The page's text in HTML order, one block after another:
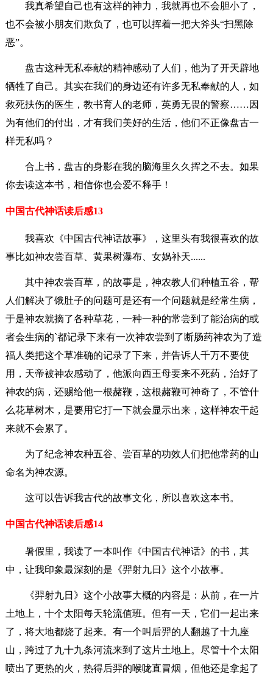
我真希望自己也有这样的神力，我就再也不会胆小了，
也不会被小朋友们欺负了，也可以挥着一把大斧头“扫黑除
恶”。
盘古这种无私奉献的精神感动了人们，他为了开天辟地
牺牲了自己。其实在我们的身边还有许多无私奉献的人，如
救死扶伤的医生，教书育人的老师，英勇无畏的警察……因
为有他们的付出，才有我们美好的生活，他们不正像盘古一
样无私吗？
合上书，盘古的身影在我的脑海里久久挥之不去。如果
你去读这本书，相信你也会爱不释手！
中国古代神话读后感13
我喜欢《中国古代神话故事》，这里头有我很喜欢的故
事比如神农尝百草、黄果树瀑布、女娲补天......
其中神农尝百草，的故事是，神农教人们种植五谷，帮
人们解决了饿肚子的问题可是还有一个问题就是经常生病，
于是神农就摘了各种草花，一种一种的常尝到了能治病的或
者会生病的`都记录下来有一次神农尝到了断肠药神农为了造
福人类把这个草准确的记录了下来，并告诉人千万不要使
用，天帝被神农感动了，他派向西王母要来不死药，治好了
神农的病，还赐给他一根赭鞭，这根赭鞭可神奇了，不管什
么花草树木，是要用它打一下就会显示出来，这样神农干起
来就不会累了。
为了纪念神农种五谷、尝百草的功效人们把他常药的山
命名为神农源。
这可以告诉我古代的故事文化，所以喜欢这本书。
中国古代神话读后感14
暑假里，我读了一本叫作《中国古代神话》的书，其
中，让我印象最深刻的是《羿射九日》这个小故事。
《羿射九日》这个小故事大概的内容是：从前，在一片
土地上，十个太阳每天轮流值班。但有一天，它们一起出来
了，将大地都烧了起来。有一个叫后羿的人翻越了十九座
山，跨过了九十九条河流来到了这片土地上。尽管十个太阳
喷出了更热的火，热得后羿的喉咙直冒烟，但他还是拿起了